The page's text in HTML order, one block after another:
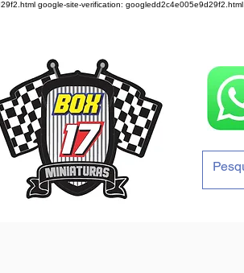
google-site-verification: googledd2c4e005e9d29f2.html